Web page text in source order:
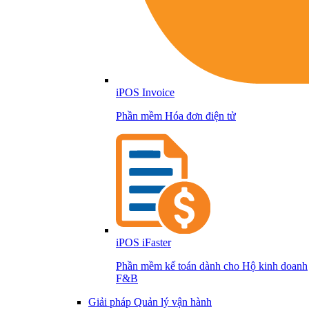
iPOS Invoice
Phần mềm Hóa đơn điện tử
iPOS iFaster
Phần mềm kế toán dành cho Hộ kinh doanh
F&B
Giải pháp Quản lý vận hành